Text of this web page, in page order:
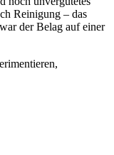
Reinigung – das
der Belag auf einer